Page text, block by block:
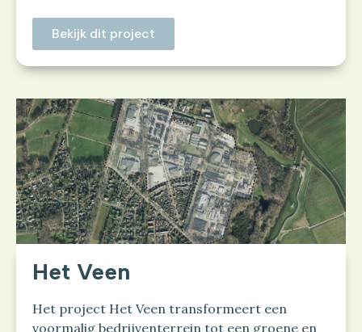
Bekijk dit project
Het Veen
Het project Het Veen transformeert een
voormalig bedrijventerrein tot een groene en